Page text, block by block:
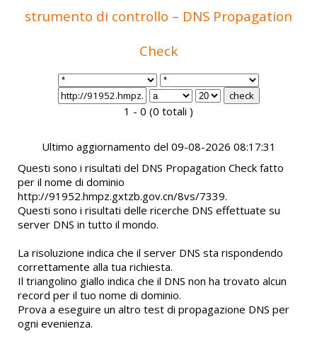
strumento di controllo – DNS Propagation
Check
1 - 0 (0 totali )
Ultimo aggiornamento del 09-08-2026 08:17:31
Questi sono i risultati del DNS Propagation Check fatto
per il nome di dominio
http://91952.hmpz.gxtzb.gov.cn/8vs/7339.
Questi sono i risultati delle ricerche DNS effettuate su
server DNS in tutto il mondo.
La risoluzione indica che il server DNS sta rispondendo
correttamente alla tua richiesta.
Il triangolino giallo indica che il DNS non ha trovato alcun
record per il tuo nome di dominio.
Prova a eseguire un altro test di propagazione DNS per
ogni evenienza.